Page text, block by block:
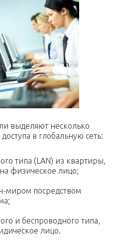
выделяют несколько
в глобальную сеть:
типа (LAN) из квартиры,
физическое лицо;
миром посредством
и беспроводного типа,
лицо.